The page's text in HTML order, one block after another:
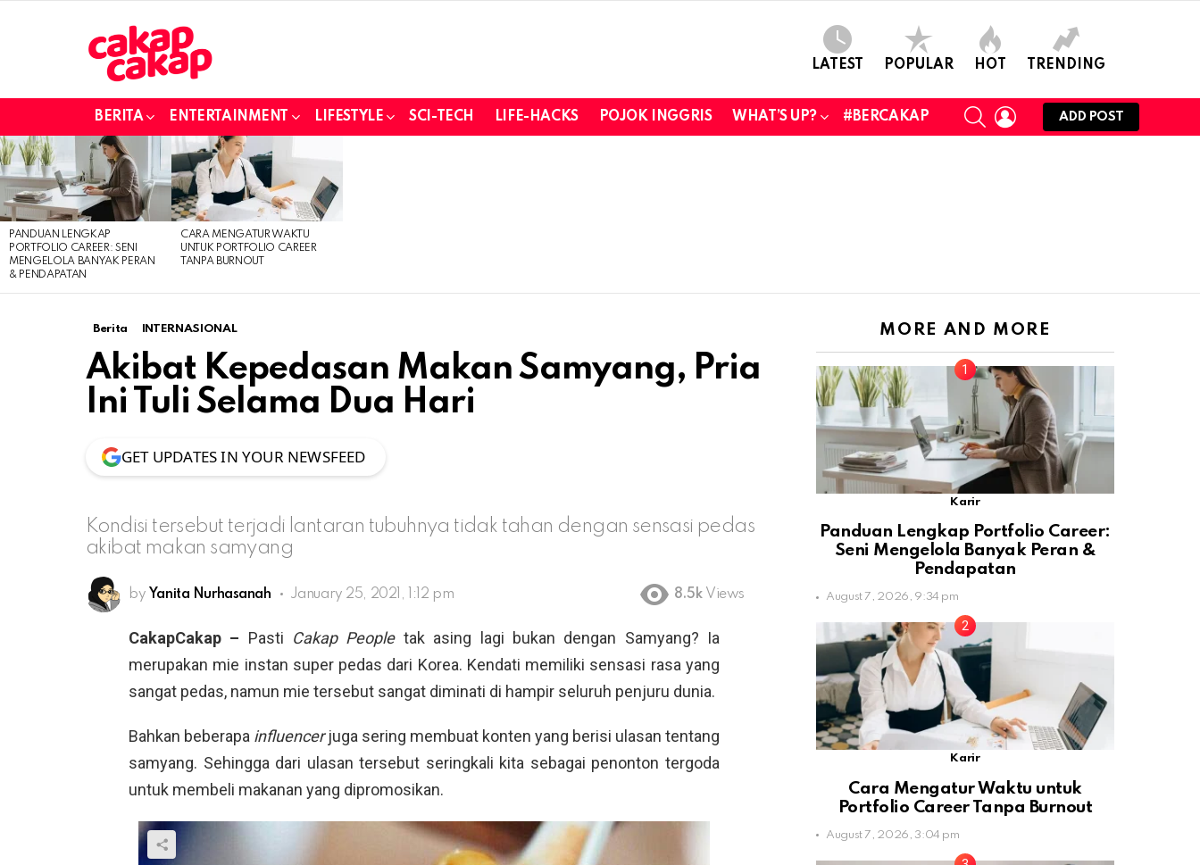
LATEST POPULAR HOT TRENDING
BERITA ENTERTAINMENT LIFESTYLE SCI-TECH LIFE-HACKS POJOK INGGRIS WHAT’S UP? #BERCAKAP
SEARCHLOGIN
ADD POST
LATEST
STORIES
PANDUAN LENGKAP
PORTFOLIO CAREER: SENI
MENGELOLA BANYAK PERAN
& PENDAPATAN
CARA MENGATUR WAKTU
UNTUK PORTFOLIO CAREER
TANPA BURNOUT
Berita INTERNASIONAL
Akibat Kepedasan Makan Samyang, Pria
Ini Tuli Selama Dua Hari
GET UPDATES IN YOUR NEWSFEED
Kondisi tersebut terjadi lantaran tubuhnya tidak tahan dengan sensasi pedas
akibat makan samyang
by Yanita Nurhasanah January 25, 2021, 1:12 pm 8.5k Views
CakapCakap – Pasti Cakap People tak asing lagi bukan dengan Samyang? Ia
merupakan mie instan super pedas dari Korea. Kendati memiliki sensasi rasa yang
sangat pedas, namun mie tersebut sangat diminati di hampir seluruh penjuru dunia.
Bahkan beberapa influencerjuga sering membuat konten yang berisi ulasan tentang
samyang. Sehingga dari ulasan tersebut seringkali kita sebagai penonton tergoda
untuk membeli makanan yang dipromosikan.
MORE AND MORE
Karir
Panduan Lengkap Portfolio Career:
Seni Mengelola Banyak Peran &
Pendapatan
August 7, 2026, 9:34 pm
Karir
Cara Mengatur Waktu untuk
Portfolio Career Tanpa Burnout
August 7, 2026, 3:04 pm